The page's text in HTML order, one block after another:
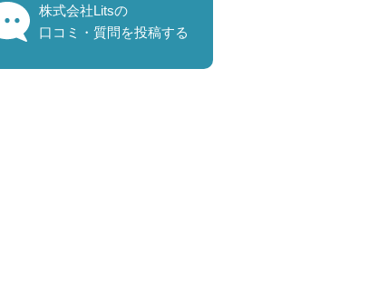
株式会社Litsの
口コミ・質問を投稿する